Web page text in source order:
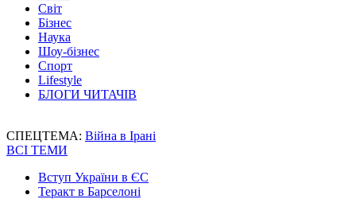
Світ
Бізнес
Наука
Шоу-бізнес
Спорт
Lifestyle
БЛОГИ ЧИТАЧІВ
СПЕЦТЕМА: Війна в Ірані
ВСІ ТЕМИ
Вступ України в ЄС
Теракт в Барселоні